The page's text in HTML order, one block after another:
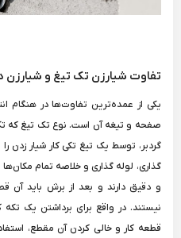
تفاوت شیارزن تک تیغ و شیارزن
یکی از عمده‌ترین تفاوت‌ها در هنگام
صفحه و تیغه آن است. نوع تک تیغ که
گردبر، توسط یک تیغ تکی کار شیار زدن
گذاری، لوله گذاری و خلاصه تمام
و دقیق دارند و بعد از برش باید آن
نیستند. در واقع برای برداشتن یک
قطعه کار و خالی کردن آن مقطع،